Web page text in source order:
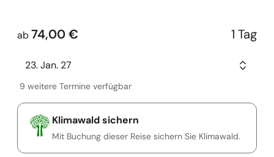
ab74,00 € 1 Tag
23. Jan. 27
9 weitere Termine verfügbar
Klimawald sichern
Mit Buchung dieser Reise sichern Sie Klimawald.